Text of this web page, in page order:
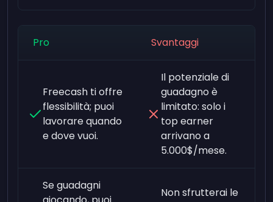
Pro Svantaggi
Freecash ti offre
flessibilità; puoi
lavorare quando
e dove vuoi.
Il potenziale di
guadagno è
limitato: solo i
top earner
arrivano a
5.000$/mese.
Se guadagni
Non sfrutterai le